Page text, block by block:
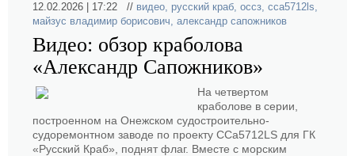
12.02.2026 | 17:22 // видео, русский краб, оссз, cca5712ls,
майзус владимир борисович, александр сапожников
Видео: обзор краболова
«Александр Сапожников»
На четвертом
краболове в серии,
построенном на Онежском судостроительно-
судоремонтном заводе по проекту CCa5712LS для ГК
«Русский Краб», поднят флаг. Вместе с морским